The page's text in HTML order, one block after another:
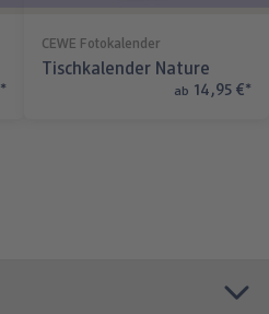
*
CEWE Fotokalender
Tischkalender Nature
ab 14,95 €*